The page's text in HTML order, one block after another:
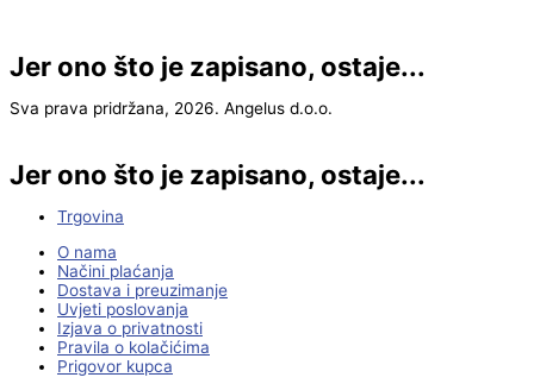
Jer ono što je zapisano, ostaje...
Sva prava pridržana, 2026. Angelus d.o.o.
Jer ono što je zapisano, ostaje...
Trgovina
O nama
Načini plaćanja
Dostava i preuzimanje
Uvjeti poslovanja
Izjava o privatnosti
Pravila o kolačićima
Prigovor kupca